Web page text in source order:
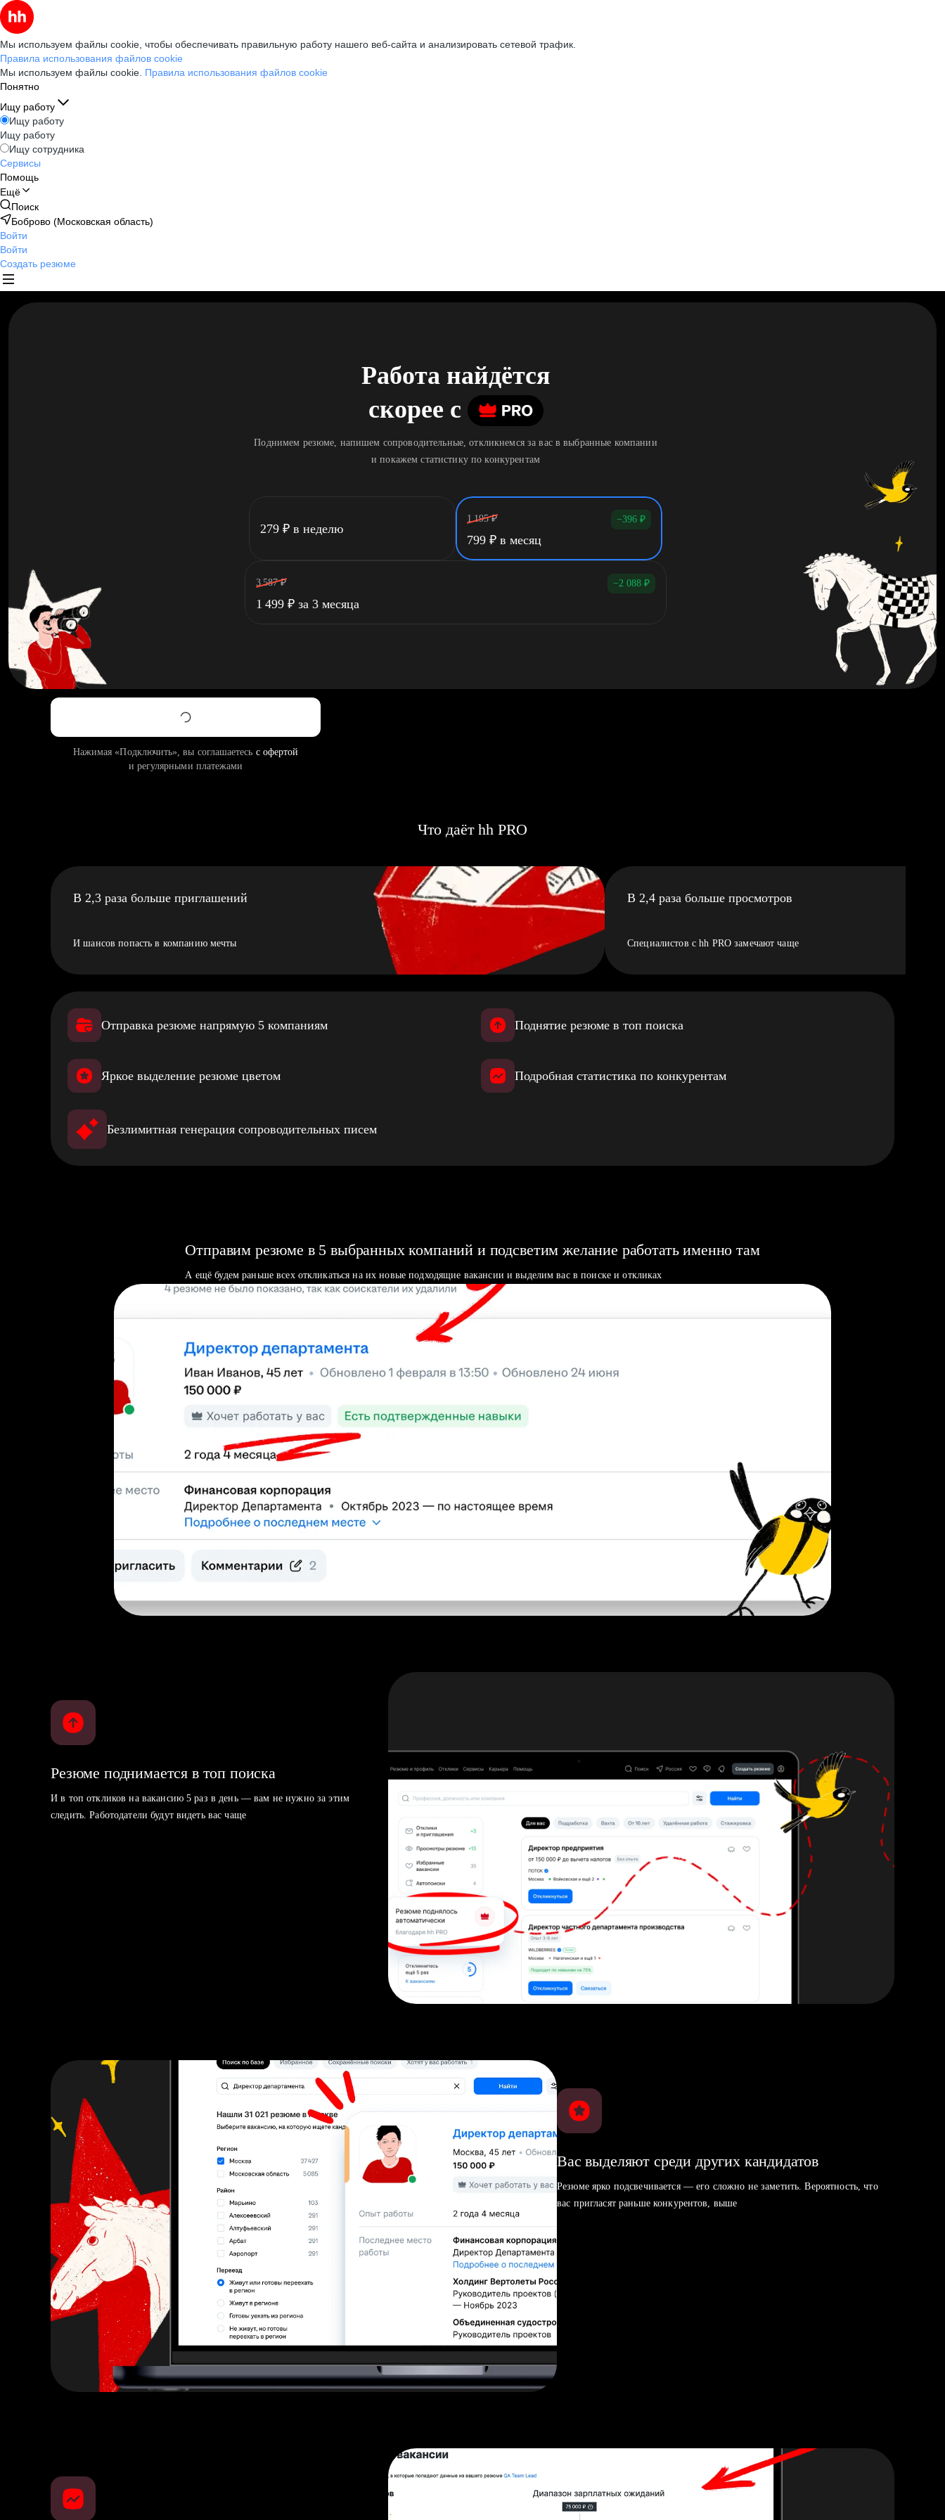
Мы используем файлы cookie, чтобы обеспечивать правильную работу нашего веб-сайта и анализировать сетевой трафик.
Правила использования файлов cookie
Мы используем файлы cookie. Правила использования файлов cookie
Понятно
Ищу работу
Ищу работу
Ищу работу
Ищу сотрудника
Сервисы
Помощь
Ещё
Поиск
Боброво (Московская область)
Войти
Войти
Создать резюме
Работа найдётся
скорее c
Поднимем резюме, напишем сопроводительные, откликнемся за вас в выбранные компании
и покажем статистику по конкурентам
279 ₽ в неделю
1 195 ₽ −396 ₽
799 ₽ в месяц
3 587 ₽ −2 088 ₽
1 499 ₽ за 3 месяца
Нажимая «Подключить», вы соглашаетесь с офертой
и регулярными платежами
Что даёт hh PRO
В 2,3 раза больше приглашений
И шансов попасть в компанию мечты
В 2,4 раза больше просмотров
Специалистов с hh PRO замечают чаще
Отправка резюме напрямую 5 компаниям Поднятие резюме в топ поиска
Яркое выделение резюме цветом Подробная статистика по конкурентам
Безлимитная генерация сопроводительных писем
Отправим резюме в 5 выбранных компаний и подсветим желание работать именно там
А ещё будем раньше всех откликаться на их новые подходящие вакансии и выделим вас в поиске и откликах
Резюме поднимается в топ поиска
И в топ откликов на вакансию 5 раз в день — вам не нужно за этим
следить. Работодатели будут видеть вас чаще
Вас выделяют среди других кандидатов
Резюме ярко подсвечивается — его сложно не заметить. Вероятность, что
вас пригласят раньше конкурентов, выше